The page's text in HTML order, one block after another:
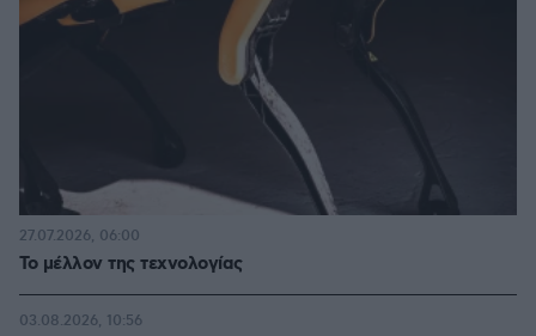
Το μέλλον της τεχνολογίας
27.07.2026, 06:00
03.08.2026, 10:56